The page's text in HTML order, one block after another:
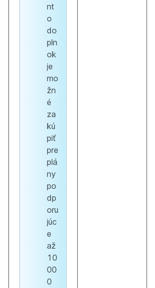
nt
o
do
pln
ok
je
mo
žn
é
za
kú
piť
pre
plá
ny
po
dp
oru
júc
e
až
10
00
0